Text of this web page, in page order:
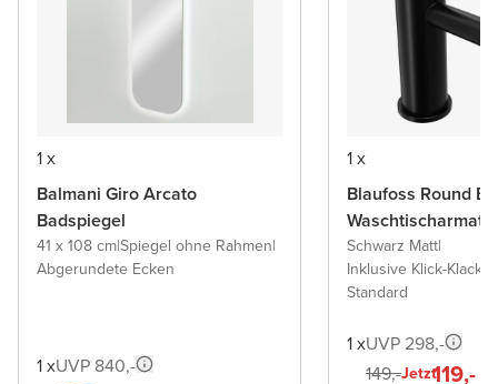
1 x
Balmani Giro Arcato
Badspiegel
41 x 108 cm|Spiegel ohne Rahmen|
Abgerundete Ecken
1 xUVP 840,-
1 x
Blaufoss Round
Schwarz Matt|
Inklusive Klick-Klack
Standard
1 xUVP 298,-
149,-Jetzt119,-